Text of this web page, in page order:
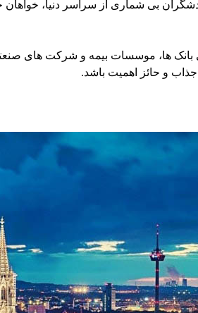
بی شماری از سراسر دنیا، خواهان
بانک ها، موسسات بیمه و شرکت
جذاب و حائز اهمیت باشد.